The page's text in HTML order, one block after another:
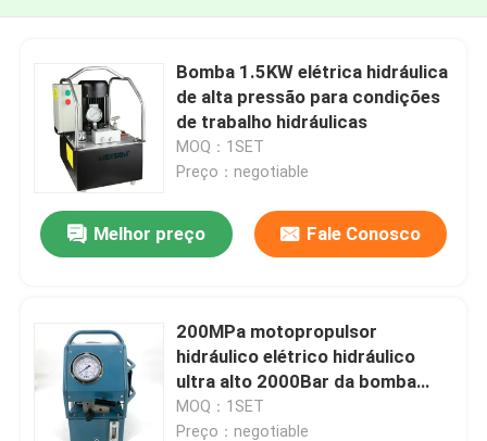
Bomba 1.5KW elétrica hidráulica
de alta pressão para condições
de trabalho hidráulicas
MOQ：1SET
Preço：negotiable
Melhor preço Fale Conosco
200MPa motopropulsor
hidráulico elétrico hidráulico
ultra alto 2000Bar da bomba
DC220V
MOQ：1SET
Preço：negotiable